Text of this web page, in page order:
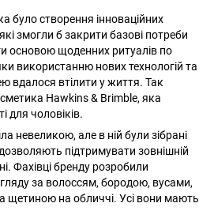
було створення інноваційних
змогли б закрити базові потреби
основою щоденних ритуалів по
використанню нових технологій та
вдалося втілити у життя. Так
Hawkins & Brimble, яка
для чоловіків.
невеликою, але в ній були зібрані
підтримувати зовнішній
Фахівці бренду розробили
за волоссям, бородою, вусами,
щетиною на обличчі. Усі вони мають